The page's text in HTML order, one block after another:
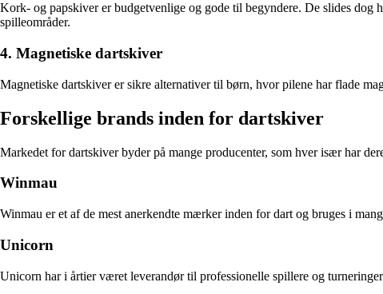
Kork- og papskiver er budgetvenlige og gode til begyndere. De slides
spilleområder.
4. Magnetiske dartskiver
Magnetiske dartskiver er sikre alternativer til børn, hvor pilene har flade
Forskellige brands inden for dartskiver
Markedet for dartskiver byder på mange producenter, som hver især har
Winmau
Winmau er et af de mest anerkendte mærker inden for dart og bruges i
Unicorn
Unicorn har i årtier været leverandør til professionelle spillere og